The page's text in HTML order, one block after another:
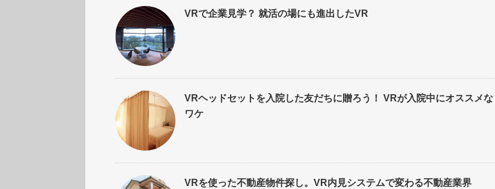
VRで企業見学？ 就活の場にも進出したVR
VRヘッドセットを入院した友だちに贈ろう！ VRが入院中にオススメな
ワケ
VRを使った不動産物件探し。VR内見システムで変わる不動産業界